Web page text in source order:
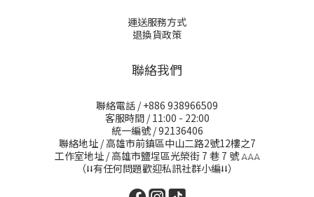
運送服務方式
退換貨政策
聯絡我們
聯絡電話 / +886 938966509
客服時間 / 11:00 - 22:00
統一編號 / 92136406
聯絡地址 / 高雄市前鎮區中山二路2號12樓之7
工作室地址 / 高雄市鹽埕區光榮街 7 巷 7 號𖤂𖤂𖤂
（⭣⭣有任何問題歡迎私訊社群小編⭣⭣）